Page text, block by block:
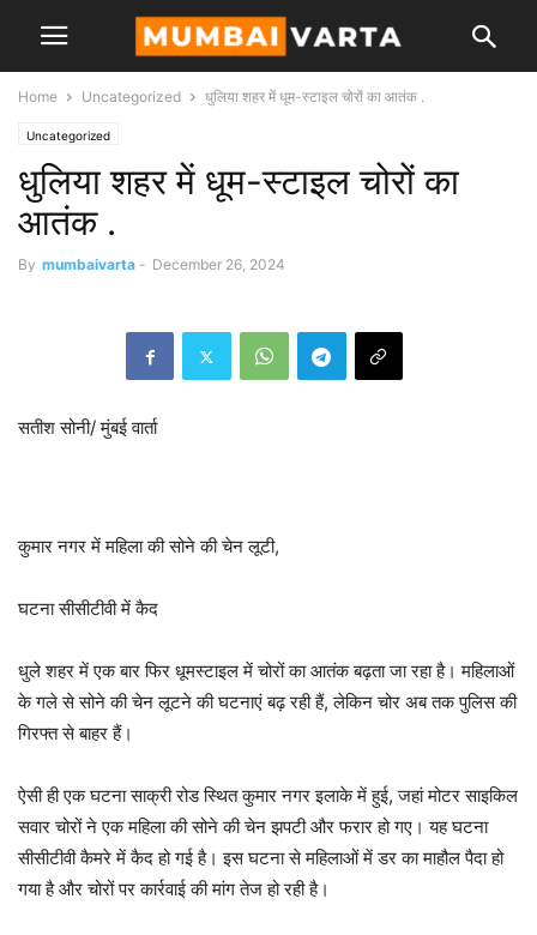
Home Uncategorized धुलिया शहर में धूम-स्टाइल चोरों का आतंक .
Uncategorized
धुलिया शहर में धूम-स्टाइल चोरों का
आतंक .
By mumbaivarta - December 26, 2024
सतीश सोनी/ मुंबई वार्ता
कुमार नगर में महिला की सोने की चेन लूटी,
घटना सीसीटीवी में कैद
धुले शहर में एक बार फिर धूमस्टाइल में चोरों का आतंक बढ़ता जा रहा है। महिलाओं
के गले से सोने की चेन लूटने की घटनाएं बढ़ रही हैं, लेकिन चोर अब तक पुलिस की
गिरफ्त से बाहर हैं।
ऐसी ही एक घटना साक्री रोड स्थित कुमार नगर इलाके में हुई, जहां मोटर साइकिल
सवार चोरों ने एक महिला की सोने की चेन झपटी और फरार हो गए। यह घटना
सीसीटीवी कैमरे में कैद हो गई है। इस घटना से महिलाओं में डर का माहौल पैदा हो
गया है और चोरों पर कार्रवाई की मांग तेज हो रही है।